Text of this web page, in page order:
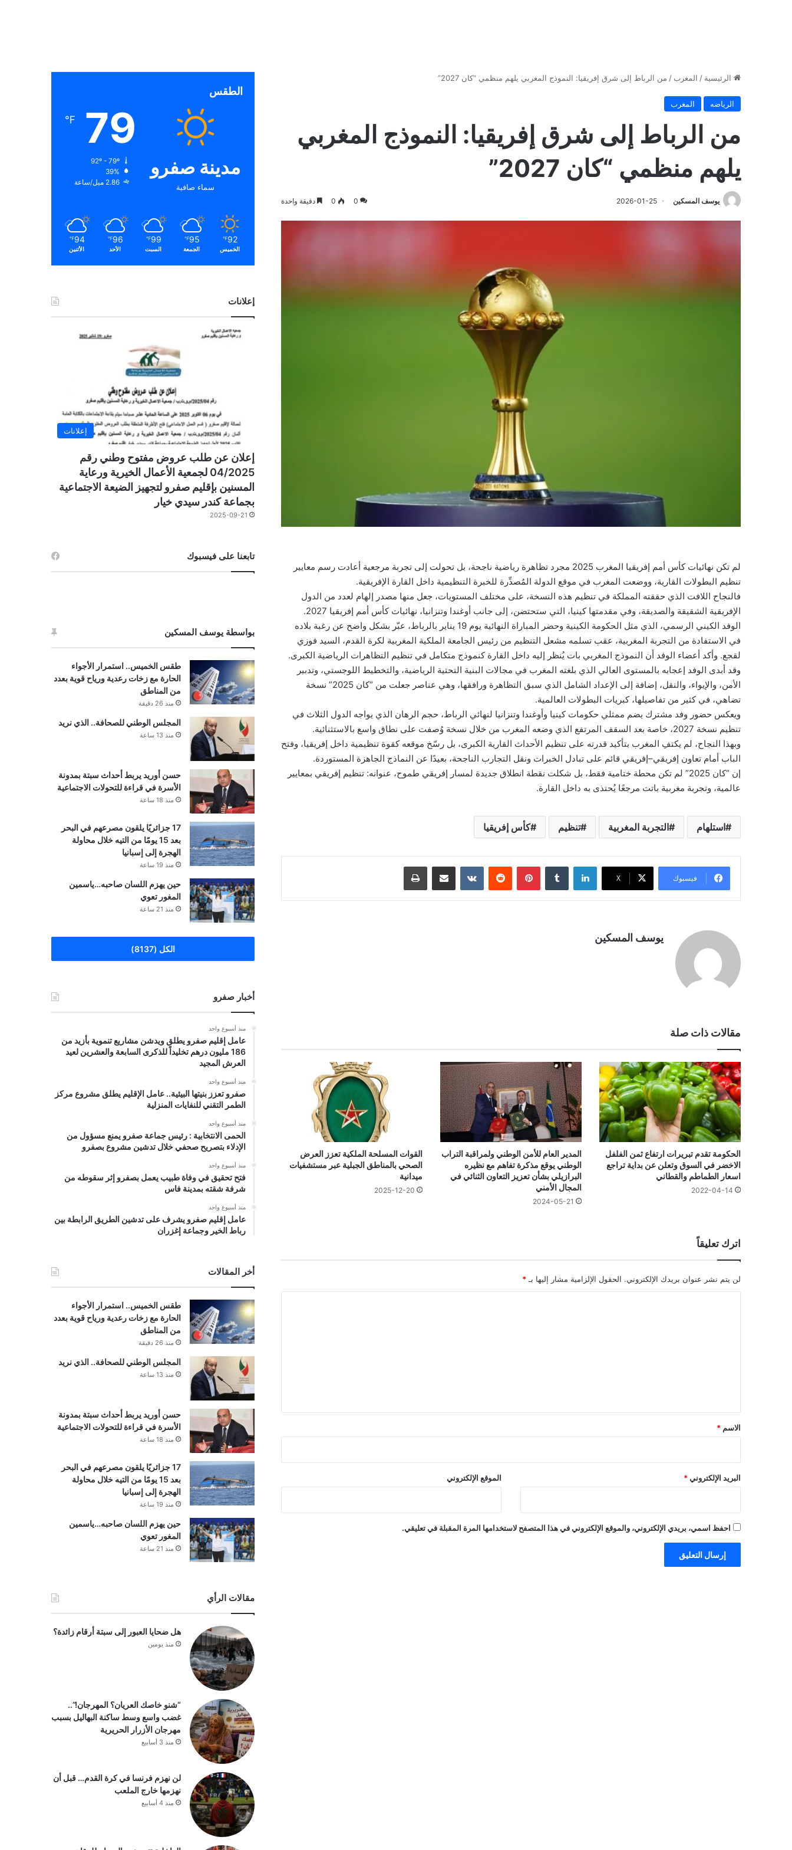
الرئيسية / المغرب / من الرباط إلى شرق إفريقيا: النموذج المغربي يلهم منظمي “كان 2027”
الرياضه المغرب
من الرباط إلى شرق إفريقيا: النموذج المغربي
يلهم منظمي “كان 2027”
يوسف المسكين 2026-01-25
0
0 دقيقة واحدة
لم تكن نهائيات كأس أمم إفريقيا المغرب 2025 مجرد تظاهرة رياضية ناجحة، بل تحولت إلى تجربة مرجعية أعادت رسم معايير
تنظيم البطولات القارية، ووضعت المغرب في موقع الدولة المُصدِّرة للخبرة التنظيمية داخل القارة الإفريقية.
فالنجاح اللافت الذي حققته المملكة في تنظيم هذه النسخة، على مختلف المستويات، جعل منها مصدر إلهام لعدد من الدول
الإفريقية الشقيقة والصديقة، وفي مقدمتها كينيا، التي ستحتضن، إلى جانب أوغندا وتنزانيا، نهائيات كأس أمم إفريقيا 2027.
الوفد الكيني الرسمي، الذي مثل الحكومة الكينية وحضر المباراة النهائية يوم 19 يناير بالرباط، عبّر بشكل واضح عن رغبة بلاده
في الاستفادة من التجربة المغربية، عقب تسلمه مشعل التنظيم من رئيس الجامعة الملكية المغربية لكرة القدم، السيد فوزي
لقجع. وأكد أعضاء الوفد أن النموذج المغربي بات يُنظر إليه داخل القارة كنموذج متكامل في تنظيم التظاهرات الرياضية الكبرى.
وقد أبدى الوفد إعجابه بالمستوى العالي الذي بلغته المغرب في مجالات البنية التحتية الرياضية، والتخطيط اللوجستي، وتدبير
الأمن، والإيواء، والنقل، إضافة إلى الإعداد الشامل الذي سبق التظاهرة ورافقها، وهي عناصر جعلت من “كان 2025” نسخة
تضاهي، في كثير من تفاصيلها، كبريات البطولات العالمية.
ويعكس حضور وفد مشترك يضم ممثلي حكومات كينيا وأوغندا وتنزانيا لنهائي الرباط، حجم الرهان الذي يواجه الدول الثلاث في
تنظيم نسخة 2027، خاصة بعد السقف المرتفع الذي وضعه المغرب من خلال نسخة وُصفت على نطاق واسع بالاستثنائية.
وبهذا النجاح، لم يكتفِ المغرب بتأكيد قدرته على تنظيم الأحداث القارية الكبرى، بل رسّخ موقعه كقوة تنظيمية داخل إفريقيا، وفتح
الباب أمام تعاون إفريقي–إفريقي قائم على تبادل الخبرات ونقل التجارب الناجحة، بعيدًا عن النماذج الجاهزة المستوردة.
إن “كان 2025” لم تكن محطة ختامية فقط، بل شكلت نقطة انطلاق جديدة لمسار إفريقي طموح، عنوانه: تنظيم إفريقي بمعايير
عالمية، وتجربة مغربية باتت مرجعًا يُحتذى به داخل القارة.
استلهام التجربة المغربية تنظيم كأس إفريقيا
فيسبوك ‫X
لينكدإن بينتيريست مشاركة عبر البريد طباعة
يوسف المسكين
مقالات ذات صلة
الحكومة تقدم تبريرات ارتفاع ثمن الفلفل
الاخضر في السوق وتعلن عن بداية تراجع
اسعار الطماطم والقطاني
2022-04-14
المدير العام للأمن الوطني ولمراقبة التراب
الوطني يوقع مذكرة تفاهم مع نظيره
البرازيلي بشأن تعزيز التعاون الثنائي في
المجال الأمني
2024-05-21
القوات المسلحة الملكية تعزز العرض
الصحي بالمناطق الجبلية عبر مستشفيات
ميدانية
2025-12-20
اترك تعليقاً
لن يتم نشر عنوان بريدك الإلكتروني. الحقول الإلزامية مشار إليها بـ *
*
الاسم *
البريد الإلكتروني * الموقع الإلكتروني
احفظ اسمي، بريدي الإلكتروني، والموقع الإلكتروني في هذا المتصفح لاستخدامها المرة المقبلة في تعليقي.
الطقس
مدينة صفرو
سماء صافية
79
℉
39%
2.86 ميل/ساعة
92
℉
الخميس
95
℉
الجمعة
99
℉
السبت
96
℉
الأحد
94
℉
الأثنين
إعلانات
إعلانات
إعلان عن طلب عروض مفتوح وطني رقم
04/2025 لجمعية الأعمال الخيرية ورعاية
المسنين بإقليم صفرو لتجهيز الضيعة الاجتماعية
بجماعة كندر سيدي خيار
2025-09-21
تابعنا على فيسبوك
بواسطة يوسف المسكين
طقس الخميس.. استمرار الأجواء
الحارة مع زخات رعدية ورياح قوية بعدد
من المناطق
منذ 26 دقيقة
المجلس الوطني للصحافة.. الذي نريد
منذ 13 ساعة
حسن أوريد يربط أحداث سبتة بمدونة
الأسرة في قراءة للتحولات الاجتماعية
منذ 18 ساعة
17 جزائريًا يلقون مصرعهم في البحر
بعد 15 يومًا من التيه خلال محاولة
الهجرة إلى إسبانيا
منذ 19 ساعة
حين يهزم اللسان صاحبه…ياسمين
المغور تعوي
منذ 21 ساعة
الكل (8137)
أخبار صفرو
منذ أسبوع واحد
عامل إقليم صفرو يطلق ويدشن مشاريع تنموية بأزيد من
186 مليون درهم تخليداً للذكرى السابعة والعشرين لعيد
العرش المجيد
منذ أسبوع واحد
صفرو تعزز بنيتها البيئية.. عامل الإقليم يطلق مشروع مركز
الطمر التقني للنفايات المنزلية
منذ أسبوع واحد
الحمى الانتخابية : رئيس جماعة صفرو يمنع مسؤول من
الإدلاء بتصريح صحفي خلال تدشين مشروع بصفرو
منذ أسبوع واحد
فتح تحقيق في وفاة طبيب يعمل بصفرو إثر سقوطه من
شرفة شقته بمدينة فاس
منذ أسبوع واحد
عامل إقليم صفرو يشرف على تدشين الطريق الرابطة بين
رباط الخير وجماعة إغزران
أخر المقالات
طقس الخميس.. استمرار الأجواء
الحارة مع زخات رعدية ورياح قوية بعدد
من المناطق
منذ 26 دقيقة
المجلس الوطني للصحافة.. الذي نريد
منذ 13 ساعة
حسن أوريد يربط أحداث سبتة بمدونة
الأسرة في قراءة للتحولات الاجتماعية
منذ 18 ساعة
17 جزائريًا يلقون مصرعهم في البحر
بعد 15 يومًا من التيه خلال محاولة
الهجرة إلى إسبانيا
منذ 19 ساعة
حين يهزم اللسان صاحبه…ياسمين
المغور تعوي
منذ 21 ساعة
مقالات الرأي
هل ضحايا العبور إلى سبتة أرقام زائدة؟
منذ يومين
“شنو خاصك العريان؟ المهرجان!”..
غضب واسع وسط ساكنة البهاليل بسبب
مهرجان الأزرار الحريرية
منذ 3 أسابيع
لن نهزم فرنسا في كرة القدم… قبل أن
نهزمها خارج الملعب
منذ 4 أسابيع